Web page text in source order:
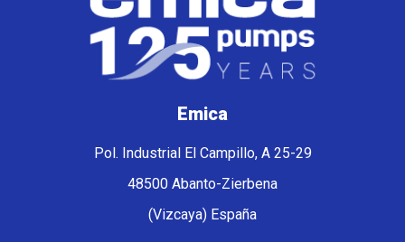
Emica
Pol. Industrial El Campillo, A 25-29
48500 Abanto-Zierbena
(Vizcaya) España